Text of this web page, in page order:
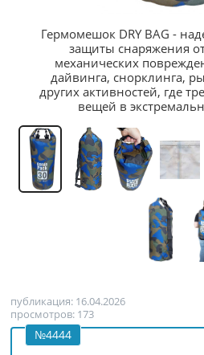
Гермомешок DRY BAG -
защиты снаряжения
механических
дайвинга, снорклинга,
других активностей, где
вещей в
публикация: 16.04.2026
просмотров: 173
№4444